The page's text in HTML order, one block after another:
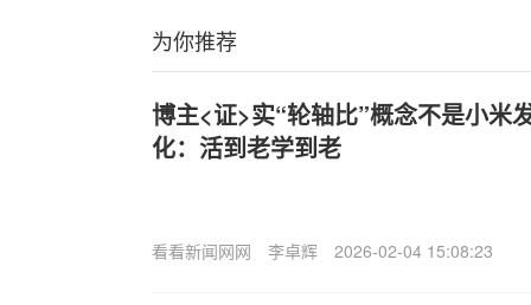
为你推荐
博主<证>实“轮轴比”概念不是小米
化：活到老学到老
看看新闻网网 李卓辉 2026-02-04 15:08:23